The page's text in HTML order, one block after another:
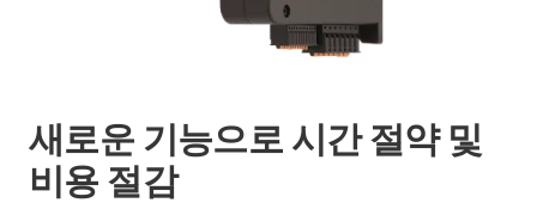
새로운 기능으로 시간 절약 및
비용 절감